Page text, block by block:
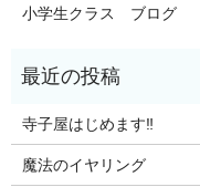
小学生クラス ブログ
寺子屋はじめます‼️
魔法のイヤリング